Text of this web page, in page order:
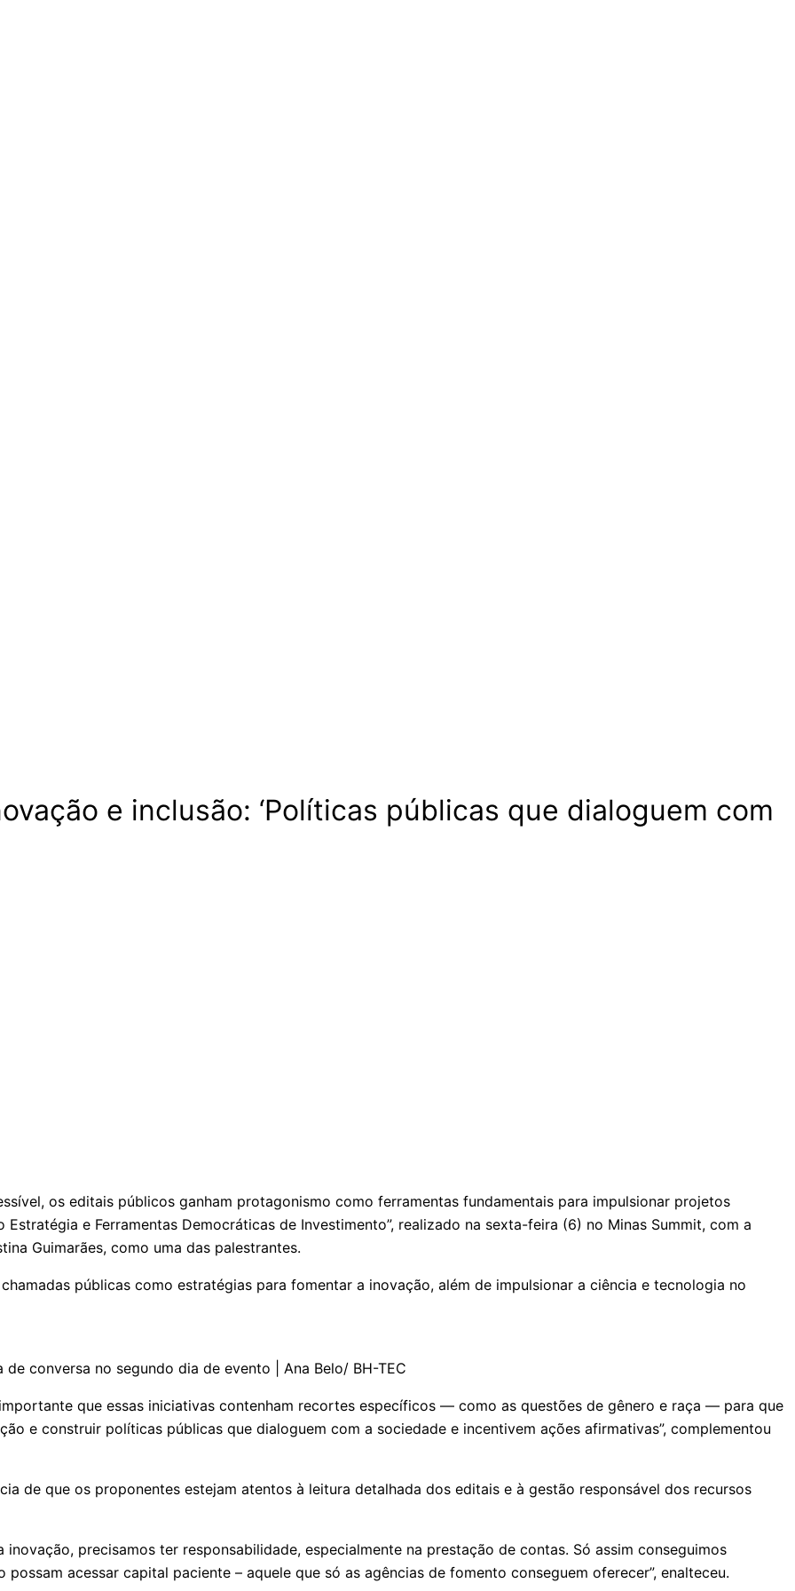
e inclusão: ‘Políticas públicas que dialoguem com
os editais públicos ganham protagonismo como ferramentas fundamentais para impulsionar projetos
e Ferramentas Democráticas de Investimento”, realizado na sexta-feira (6) no Minas Summit, com a
Guimarães, como uma das palestrantes.
públicas como estratégias para fomentar a inovação, além de impulsionar a ciência e tecnologia no
conversa no segundo dia de evento | Ana Belo/ BH-TEC
que essas iniciativas contenham recortes específicos — como as questões de gênero e raça — para que
e construir políticas públicas que dialoguem com a sociedade e incentivem ações afirmativas”, complementou
de que os proponentes estejam atentos à leitura detalhada dos editais e à gestão responsável dos recursos
precisamos ter responsabilidade, especialmente na prestação de contas. Só assim conseguimos
acessar capital paciente – aquele que só as agências de fomento conseguem oferecer”, enalteceu.